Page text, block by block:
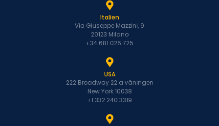
Italien
Via Giuseppe Mazzini, 9
20123 Milano
+34 681 026 725
USA
222 Broadway 22:a våningen
New York 10038
+1 332 240 3319